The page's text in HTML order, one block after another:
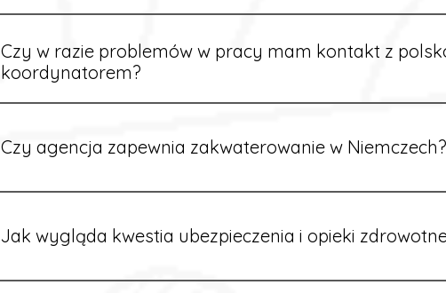
Tak, umowy podpisywane są osobiście w naszym biurze. Dzięki
formalności są załatwione prawidłowo.
Czy w razie problemów w pracy mam kontakt z
koordynatorem?
Czy agencja zapewnia zakwaterowanie w Niemczech?
Tak, nasi koordynatorzy dbają o zapewnienie miejsca
Jak wygląda kwestia ubezpieczenia i opieki
Każdy pracownik otrzymuje ubezpieczenie zdrowotne zgodne z